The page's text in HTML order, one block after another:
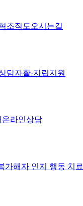
조직도 오시는길
담자활·자립지원
온라인상담
가해자 인지 행동 치료